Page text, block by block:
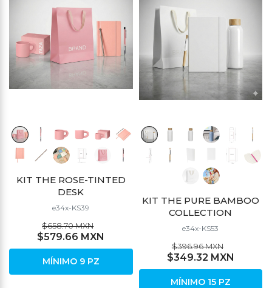
KIT THE ROSE-TINTED
DESK
e34x-KS39
$658.70 MXN
$579.66 MXN
MÍNIMO 9 PZ
KIT THE PURE BAMBOO
COLLECTION
e34x-KS53
$396.96 MXN
$349.32 MXN
MÍNIMO 15 PZ